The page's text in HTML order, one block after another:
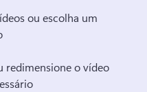
ou escolha um
redimensione o vídeo